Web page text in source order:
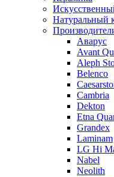
Натуральный
Аварус
Avant
Aleph
Belenco
Cambria
Dekton
Etna
Grandex
Laminam
LG Hi
Nabel
Neolith